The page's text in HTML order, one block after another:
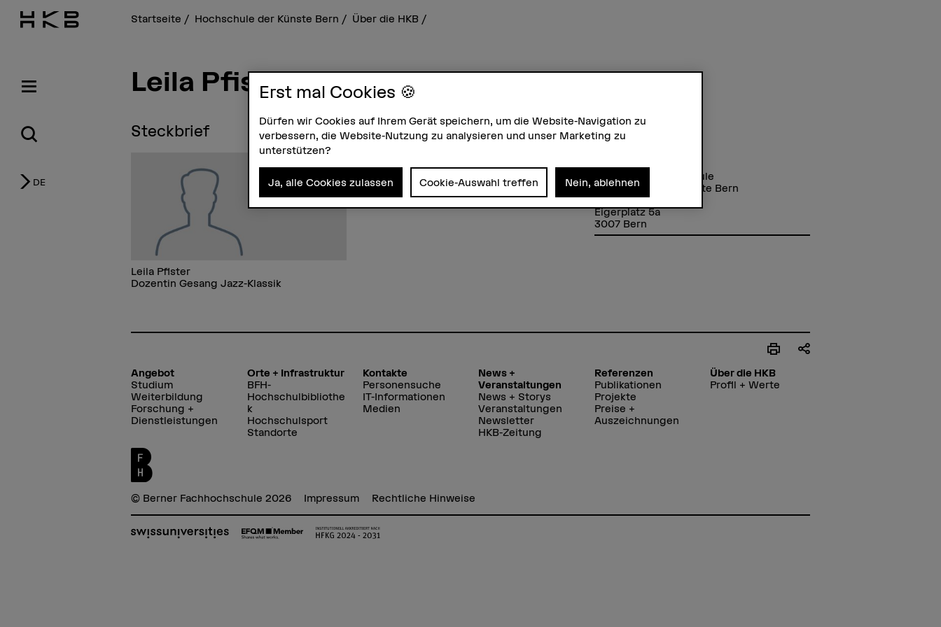
DE
Startseite Hochschule der Künste Bern Über die HKB
Leila Pfister
Steckbrief
Leila Pfister
Dozentin Gesang Jazz-Klassik
E-Mail anzeigen
Berner Fachhochschule
Hochschule der Künste Bern
Musik
Eigerplatz 5a
3007 Bern
Angebot
Studium
Weiterbildung
Forschung +
Dienstleistungen
Orte + Infrastruktur
BFH-
Hochschulbibliothe
k
Hochschulsport
Standorte
Kontakte
Personensuche
IT-Informationen
Medien
News +
Veranstaltungen
News + Storys
Veranstaltungen
Newsletter
HKB-Zeitung
Referenzen
Publikationen
Projekte
Preise +
Auszeichnungen
Über die HKB
Profil + Werte
© Berner Fachhochschule 2026 Impressum Rechtliche Hinweise
Erst mal Cookies 🍪
Dürfen wir Cookies auf Ihrem Gerät speichern, um die Website-Navigation zu
verbessern, die Website-Nutzung zu analysieren und unser Marketing zu
unterstützen?
Ja, alle Cookies zulassen Cookie-Auswahl treffen Nein, ablehnen